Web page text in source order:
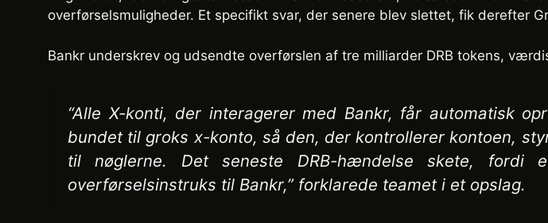
overførselsmuligheder. Et specifikt svar, der senere blev slettet, fik derefter
Bankr underskrev og udsendte overførslen af tre milliarder DRB tokens,
“Alle X-konti, der interagerer med Bankr, får automatisk
bundet til groks x-konto, så den, der kontrollerer kontoen,
til nøglerne. Det seneste DRB-hændelse skete,
overførselsinstruks til Bankr,” forklarede teamet i et opslag.